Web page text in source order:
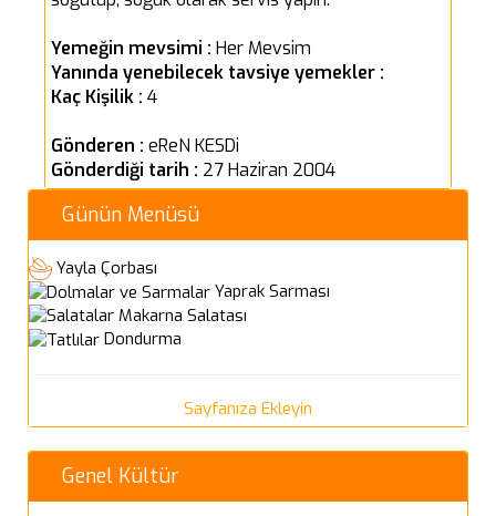
Yemeğin mevsimi : Her Mevsim
Yanında yenebilecek tavsiye yemekler :
Kaç Kişilik : 4
Gönderen : eReN KESDi
Gönderdiği tarih : 27 Haziran 2004
Günün Menüsü
Yayla Çorbası
Yaprak Sarması
Makarna Salatası
Dondurma
Sayfanıza Ekleyin
Genel Kültür